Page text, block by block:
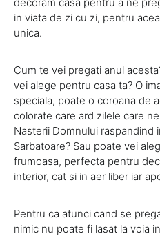
in viata de zi cu zi, pentru
unica.
Cum te vei pregati anul
vei alege pentru casa ta? O
speciala, poate o coroana de
colorate care ard zilele care
Nasterii Domnului raspandind
Sarbatoare? Sau poate vei
frumoasa, perfecta pentru
interior, cat si in aer liber iar
Pentru ca atunci cand se
nimic nu poate fi lasat la voia